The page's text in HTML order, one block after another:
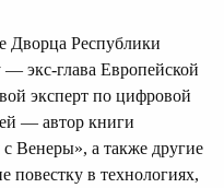
Дворца Республики
экс-глава Европейской
эксперт по цифровой
— автор книги
а также другие
в технологиях,